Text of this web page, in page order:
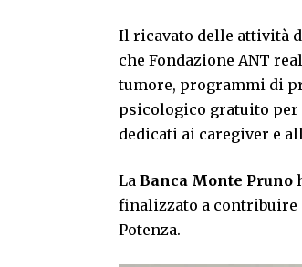
Il ricavato delle attività
che Fondazione ANT
tumore, programmi di
psicologico gratuito
dedicati ai caregiver e
La Banca Monte Pruno
finalizzato a contribuire
Potenza.